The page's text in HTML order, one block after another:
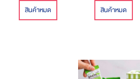
ฟรี!!! เฉพาะลูกค้า ไทยมี
ดี.com เท่านั้น เนื้อปลา
สินค้าหมด
คลุกผงปรุงรสเพื่อเพิ่ม
รสชาติ หรือบดละเอียด
HALAL อิสลามทานได้
สินค้าหมด